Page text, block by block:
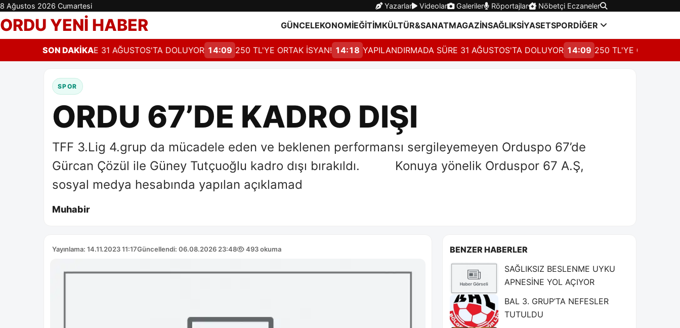
8 Ağustos 2026 Cumartesi Yazarlar Videolar Galeriler Röportajlar Nöbetçi Eczaneler
ORDU YENİ HABER GÜNCELEKONOMİEĞİTİMKÜLTÜR&SANATMAGAZİNSAĞLIKSİYASETSPORDİĞER
SON DAKİKA
SÜRE 31 AĞUSTOS'TA DOLUYOR 14:09 250 TL'YE ORTAK İSYAN! 14:18 YAPILANDIRMADA SÜRE 31 AĞUSTOS'TA DOLUYOR 14:09 250 TL'YE ORTAK İSYAN!
SPOR
ORDU 67’DE KADRO DIŞI
TFF 3.Lig 4.grup da mücadele eden ve beklenen performansı sergileyemeyen Orduspo 67’de
Gürcan Çözül ile Güney Tutçuoğlu kadro dışı bırakıldı. Konuya yönelik Orduspor 67 A.Ş,
sosyal medya hesabında yapılan açıklamad
Muhabir
Yayınlama: 14.11.2023 11:17Güncellendi: 06.08.2026 23:48 493 okuma
BENZER HABERLER
SAĞLIKSIZ BESLENME UYKU
APNESİNE YOL AÇIYOR
BAL 3. GRUP’TA NEFESLER
TUTULDU